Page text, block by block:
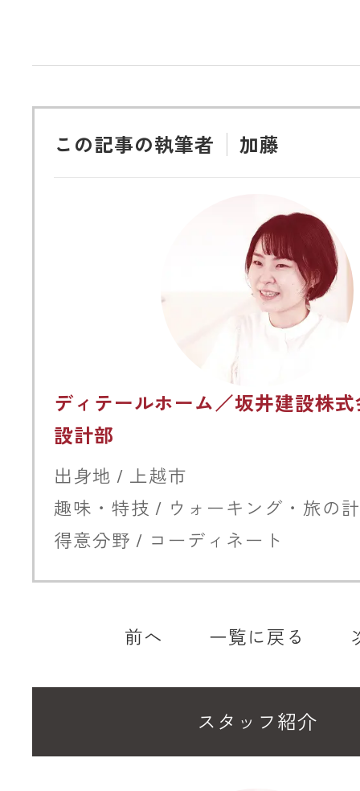
この記事の執筆者 加藤
ディテールホーム／坂井建設株
設計部
出身地 / 上越市
趣味・特技 / ウォーキング・旅の
得意分野 / コーディネート
前へ 一覧に戻る
スタッフ紹介